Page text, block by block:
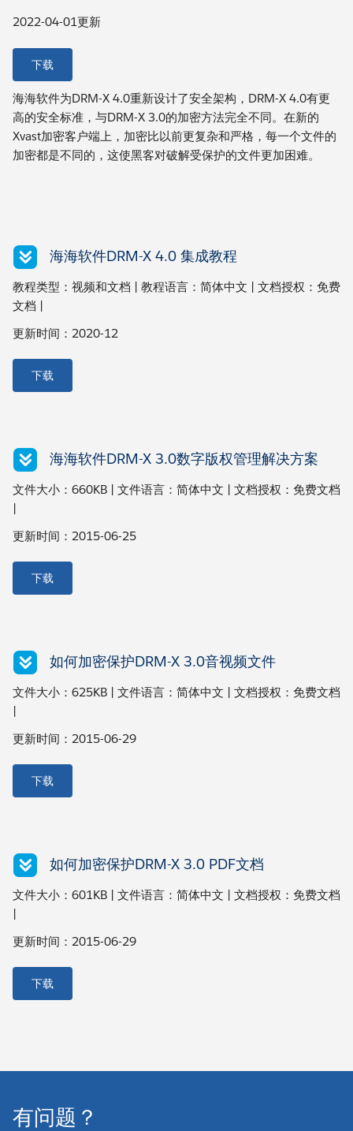
2022-04-01更新
下载
海海软件为DRM-X 4.0重新设计了安全架构，DRM-X 4.0有更
高的安全标准，与DRM-X 3.0的加密方法完全不同。在新的
Xvast加密客户端上，加密比以前更复杂和严格，每一个文件的
加密都是不同的，这使黑客对破解受保护的文件更加困难。
海海软件DRM-X 4.0 集成教程
教程类型：视频和文档 | 教程语言：简体中文 | 文档授权：免费
文档 |
更新时间：2020-12
下载
海海软件DRM-X 3.0数字版权管理解决方案
文件大小：660KB | 文件语言：简体中文 | 文档授权：免费文档
更新时间：2015-06-25
下载
如何加密保护DRM-X 3.0音视频文件
文件大小：625KB | 文件语言：简体中文 | 文档授权：免费文档
更新时间：2015-06-29
下载
如何加密保护DRM-X 3.0 PDF文档
文件大小：601KB | 文件语言：简体中文 | 文档授权：免费文档
更新时间：2015-06-29
下载
有问题？